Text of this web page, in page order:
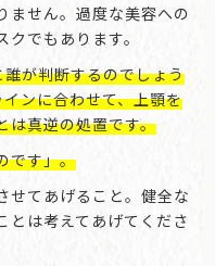
ません。過度な美容への
でもあります。
が判断するのでしょう
ンに合わせて、上顎を
は真逆の処置です。
です」。
せてあげること。健全な
とは考えてあげてくださ